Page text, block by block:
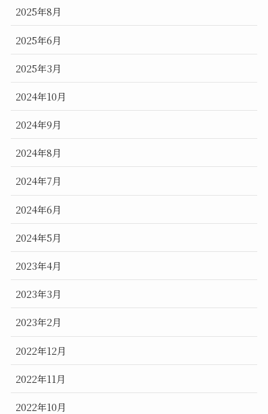
2025年8月
2025年6月
2025年3月
2024年10月
2024年9月
2024年8月
2024年7月
2024年6月
2024年5月
2023年4月
2023年3月
2023年2月
2022年12月
2022年11月
2022年10月